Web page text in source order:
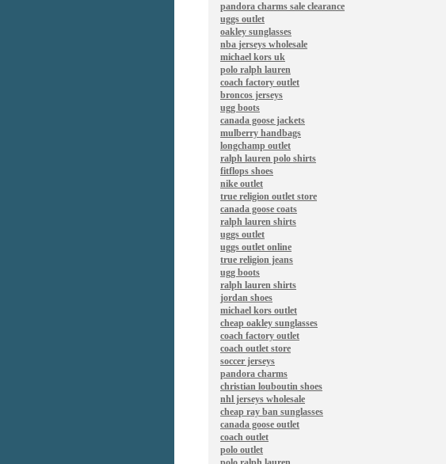
pandora charms sale clearance
uggs outlet
oakley sunglasses
nba jerseys wholesale
michael kors uk
polo ralph lauren
coach factory outlet
broncos jerseys
ugg boots
canada goose jackets
mulberry handbags
longchamp outlet
ralph lauren polo shirts
fitflops shoes
nike outlet
true religion outlet store
canada goose coats
ralph lauren shirts
uggs outlet
uggs outlet online
true religion jeans
ugg boots
ralph lauren shirts
jordan shoes
michael kors outlet
cheap oakley sunglasses
coach factory outlet
coach outlet store
soccer jerseys
pandora charms
christian louboutin shoes
nhl jerseys wholesale
cheap ray ban sunglasses
canada goose outlet
coach outlet
polo outlet